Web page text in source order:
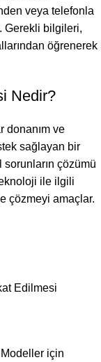
veya telefonla
Gerekli bilgileri,
öğrenerek
Nedir?
donanım ve
sağlayan bir
sorunların çözümü
ile ilgili
çözmeyi amaçlar.
Edilmesi
için